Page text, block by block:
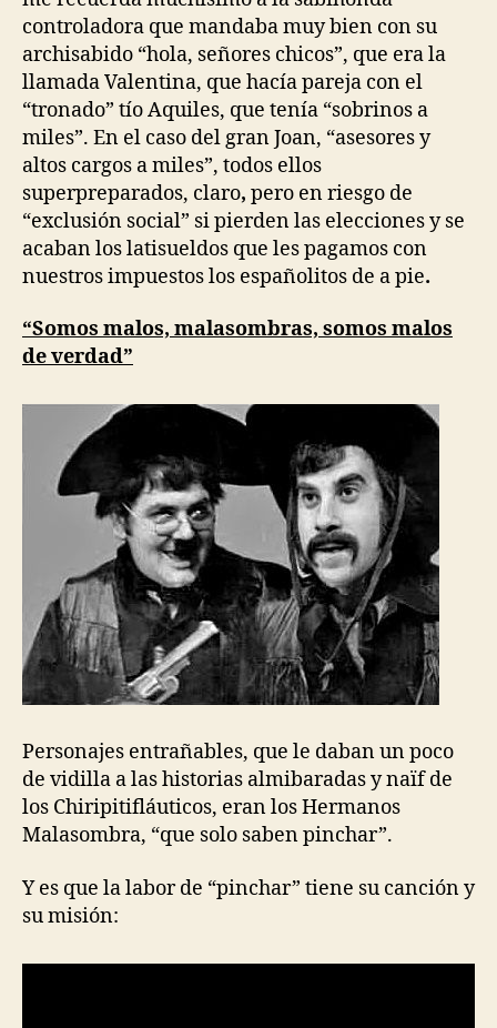
controladora que mandaba muy bien con su
archisabido “hola, señores chicos”, que era la
llamada Valentina, que hacía pareja con el
“tronado” tío Aquiles, que tenía “sobrinos a
miles”. En el caso del gran Joan, “asesores y
altos cargos a miles”, todos ellos
superpreparados, claro, pero en riesgo de
“exclusión social” si pierden las elecciones y se
acaban los latisueldos que les pagamos con
nuestros impuestos los españolitos de a pie.
“Somos malos, malasombras, somos malos
de verdad”
Personajes entrañables, que le daban un poco
de vidilla a las historias almibaradas y naïf de
los Chiripitifláuticos, eran los Hermanos
Malasombra, “que solo saben pinchar”.
Y es que la labor de “pinchar” tiene su canción y
su misión: